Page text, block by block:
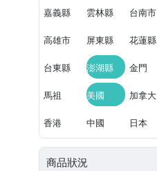
嘉義縣 雲林縣 台南市
高雄市 屏東縣 花蓮縣
台東縣 澎湖縣 金門
馬祖 美國 加拿大
香港 中國 日本
商品狀況